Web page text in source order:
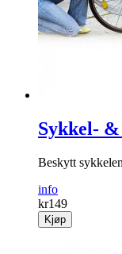
Sykkel-
Beskytt
info
kr149
Kjøp